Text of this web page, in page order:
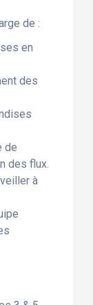
de :
en
des
de
des flux.
à